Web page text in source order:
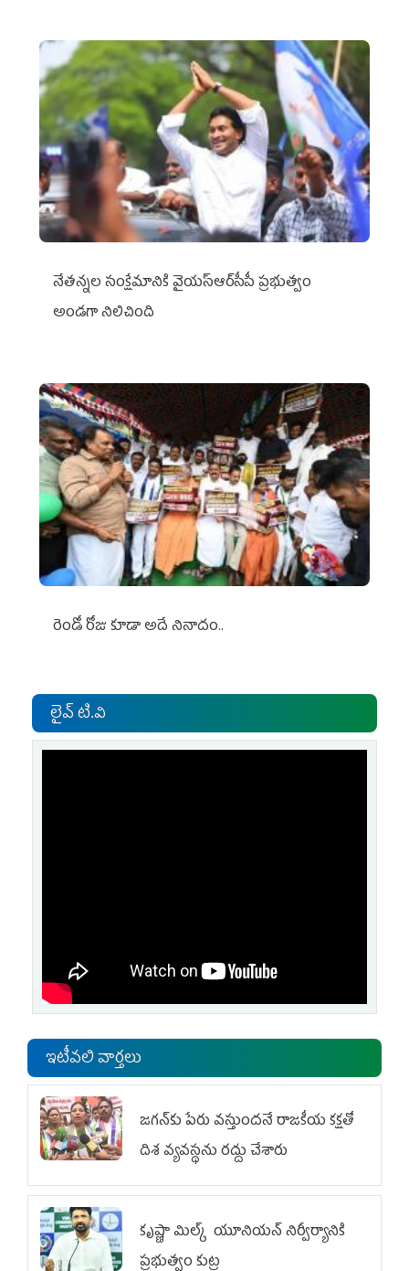
నేతన్నల సంక్షేమానికి వైయ‌స్ఆర్‌సీపీ ప్రభుత్వం
అండగా నిలిచింది
రెండో రోజు కూడా అదే నినాదం..
లైవ్ టి.వి
ఇటీవలి వార్తలు
జగన్‌కు పేరు వస్తుందనే రాజకీయ కక్షతో
దిశ వ్య‌వ‌స్థ‌ను రద్దు చేశారు
కృష్ణా మిల్క్‌ యూనియన్‌ నిర్వీర్యానికి
ప్రభుత్వం కుట్ర